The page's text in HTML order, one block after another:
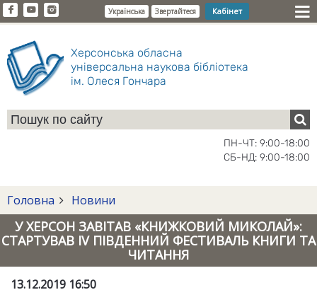
Українська Звертайтеся Кабінет
Херсонська обласна
універсальна наукова бібліотека
ім. Олеся Гончара
ПН-ЧТ: 9:00-18:00
СБ-НД: 9:00-18:00
Головна Новини
У ХЕРСОН ЗАВІТАВ «КНИЖКОВИЙ МИКОЛАЙ»:
СТАРТУВАВ IV ПІВДЕННИЙ ФЕСТИВАЛЬ КНИГИ ТА
ЧИТАННЯ
13.12.2019 16:50